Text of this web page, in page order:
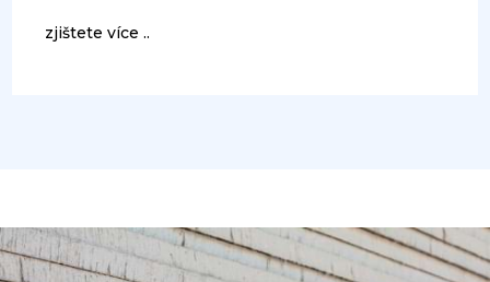
zjištete více ..